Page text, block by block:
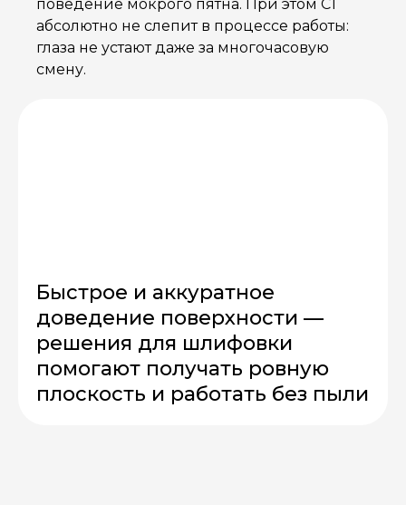
поведение мокрого пятна. При этом С1
абсолютно не слепит в процессе работы:
глаза не устают даже за многочасовую
смену.
Быстрое и аккуратное
доведение поверхности —
решения для шлифовки
помогают получать ровную
плоскость и работать без пыли